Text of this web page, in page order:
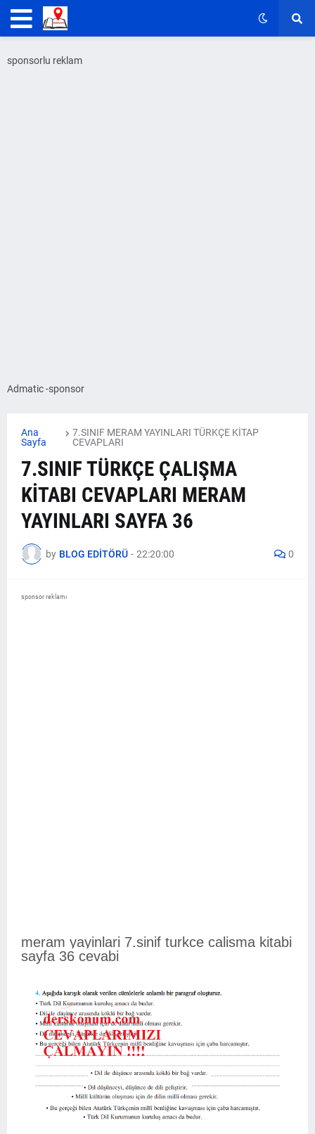
sponsorlu reklam
Admatic -sponsor
Ana
Sayfa
7.SINIF MERAM YAYINLARI TÜRKÇE KİTAP
CEVAPLARI
7.SINIF TÜRKÇE ÇALIŞMA
KİTABI CEVAPLARI MERAM
YAYINLARI SAYFA 36
by BLOG EDİTÖRÜ - 22:20:00 0
sponsor reklamı
meram yayinlari 7.sinif turkce calisma kitabi
sayfa 36 cevabi